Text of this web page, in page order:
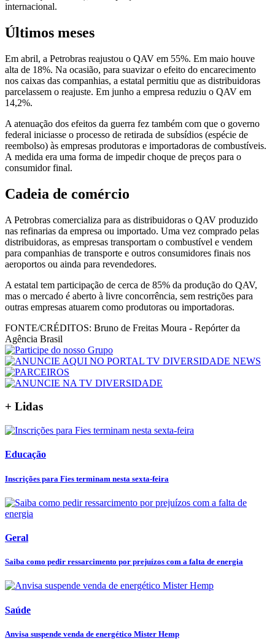
internacional.
Últimos meses
Em abril, a Petrobras reajustou o QAV em 55%. Em maio houve
alta de 18%. Na ocasião, para suavizar o efeito do encarecimento
nos caixas das companhias, a estatal permitiu que as distribuidoras
parcelassem o reajuste. Em junho a empresa reduziu o QAV em
14,2%.
A atenuação dos efeitos da guerra fez também com que o governo
federal iniciasse o processo de retirada de subsídios (espécie de
reembolso) às empresas produtoras e importadoras de combustíveis.
A medida era uma forma de impedir choque de preços para o
consumidor final.
Cadeia de comércio
A Petrobras comercializa para as distribuidoras o QAV produzido
nas refinarias da empresa ou importado. Uma vez comprado pelas
distribuidoras, as empresas transportam o combustível e vendem
para companhias de transporte e outros consumidores finais nos
aeroportos ou ainda para revendedores.
A estatal tem participação de cerca de 85% da produção do QAV,
mas o mercado é aberto à livre concorrência, sem restrições para
outras empresas atuarem como produtoras ou importadoras.
FONTE/CRÉDITOS: Bruno de Freitas Moura - Repórter da
Agência Brasil
+ Lidas
Educação
Inscrições para Fies terminam nesta sexta-feira
Geral
Saiba como pedir ressarcimento por prejuízos com a falta de energia
Saúde
Anvisa suspende venda de energético Mister Hemp